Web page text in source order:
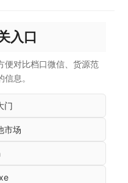
入口
便对比档口微信、货源范
息。
门
市场